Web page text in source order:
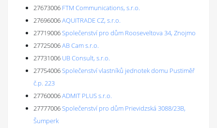
27673006 FTM Communications, s.r.o.
27696006AQUITRADE CZ, s.r.o.
27719006Společenství pro dům Rooseveltova 34, Znojmo
27725006AB Cam s.r.o.
27731006 UB Consult, s.r.o.
27754006Společenství vlastníků jednotek domu Pustiměř
č.p. 223
27760006ADMIT PLUS s.r.o.
27777006Společenství pro dům Prievidzská 3088/23B,
Šumperk